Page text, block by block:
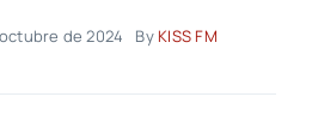
de 2024 By KISS FM